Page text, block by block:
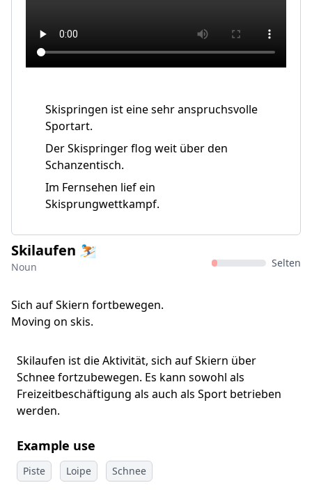
Skispringen ist eine sehr anspruchsvolle
Sportart.
Der Skispringer flog weit über den
Schanzentisch.
Im Fernsehen lief ein
Skisprungwettkampf.
Skilaufen ⛷️
Noun Selten
Sich auf Skiern fortbewegen.
Moving on skis.
Skilaufen ist die Aktivität, sich auf Skiern über
Schnee fortzubewegen. Es kann sowohl als
Freizeitbeschäftigung als auch als Sport betrieben
werden.
Example use
Piste Loipe Schnee